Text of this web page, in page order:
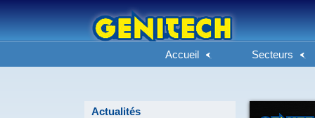
Accueil Secteurs
Actualités